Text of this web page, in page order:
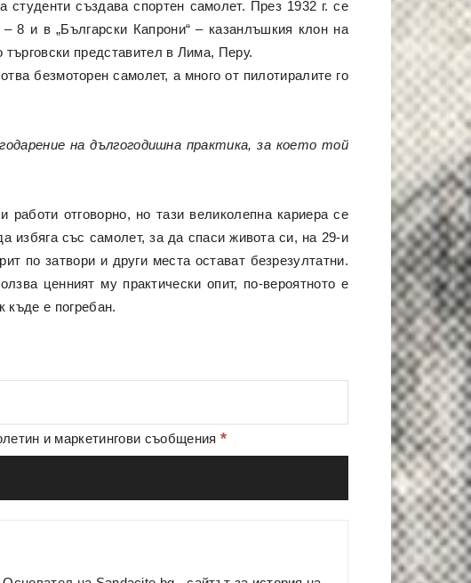
създава спортен самолет. През 1932 г. се
и в „Български Капрони“ – казанлъшкия клон на
представител в Лима, Перу.
безмоторен самолет, а много от пилотиралите го
на дългогодишна практика, за което той
отговорно, но тази великолепна кариера се
избяга със самолет, за да спаси живота си, на 29-и
по затвори и други места остават безрезултатни.
ценният му практически опит, по-вероятното е
къде е погребан.
и маркетингови съобщения *